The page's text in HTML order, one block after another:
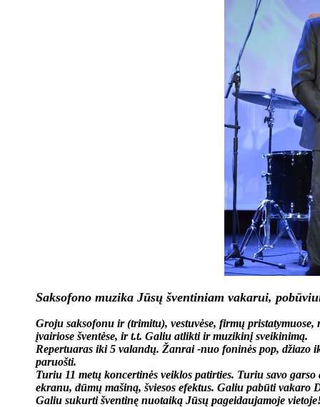
Saksofono muzika Jūsų šventiniam vakarui,
Groju saksofonu ir (trimitu), vestuvėse, firmų pristatymuose,
įvairiose šventėse, ir t.t. Galiu atlikti ir muzikinį sveikinimą.
Repertuaras iki 5 valandų. Žanrai -nuo foninės pop,
paruošti.
Turiu 11 metų koncertinės veiklos patirties. Turiu savo
ekranu, dūmų mašiną, šviesos efektus. Galiu pabūti vakaro
Galiu sukurti šventinę nuotaiką Jūsų pageidaujamoje